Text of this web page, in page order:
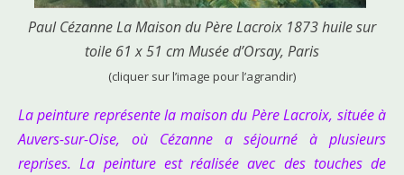
Paul Cézanne La Maison du Père Lacroix 1873 huile sur
toile 61 x 51 cm Musée d’Orsay, Paris
(cliquer sur l’image pour l’agrandir)
La peinture représente la maison du Père Lacroix, située à
Auvers-sur-Oise, où Cézanne a séjourné à plusieurs
reprises. La peinture est réalisée avec des touches de